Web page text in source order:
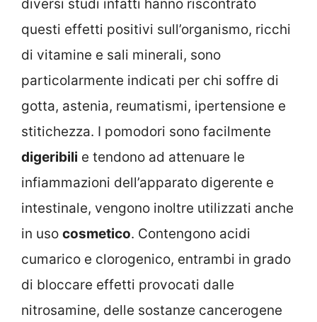
diversi studi infatti hanno riscontrato
questi effetti positivi sull’organismo, ricchi
di vitamine e sali minerali, sono
particolarmente indicati per chi soffre di
gotta, astenia, reumatismi, ipertensione e
stitichezza. I pomodori sono facilmente
digeribili e tendono ad attenuare le
infiammazioni dell’apparato digerente e
intestinale, vengono inoltre utilizzati anche
in uso cosmetico. Contengono acidi
cumarico e clorogenico, entrambi in grado
di bloccare effetti provocati dalle
nitrosamine, delle sostanze cancerogene